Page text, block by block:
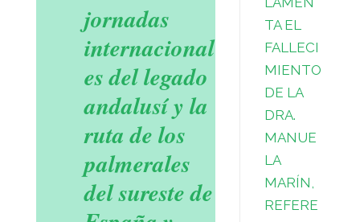
jornadas
internacional
es del legado
andalusí y la
ruta de los
palmerales
del sureste de
TA EL
FALLECI
MIENTO
DE LA
DRA.
MANUE
LA
MARÍN,
REFERE